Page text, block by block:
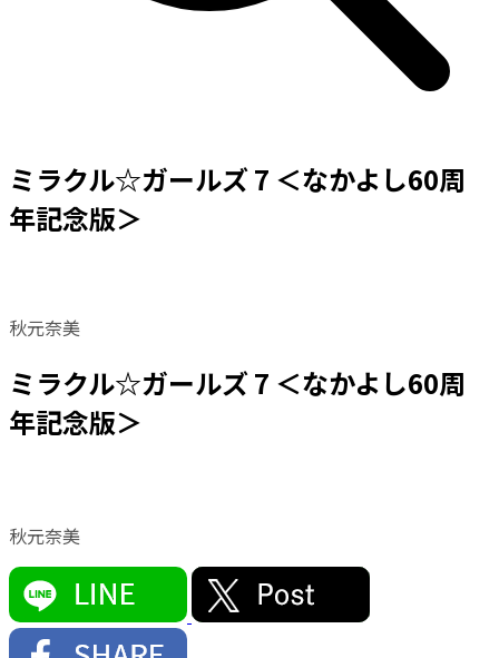
ミラクル☆ガールズ 7 ＜なかよし60周
年記念版＞
秋元奈美
ミラクル☆ガールズ 7 ＜なかよし60周
年記念版＞
秋元奈美